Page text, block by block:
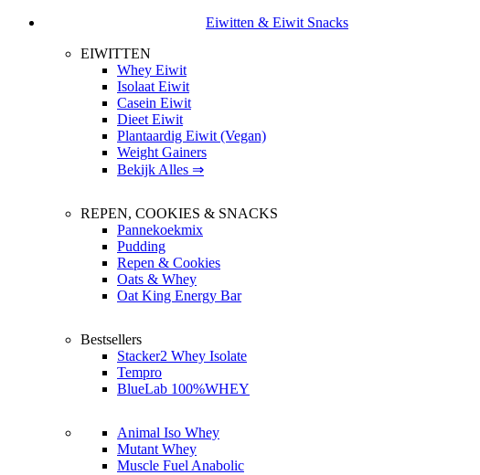
Eiwitten & Eiwit Snacks
EIWITTEN
Whey Eiwit
Isolaat Eiwit
Casein Eiwit
Dieet Eiwit
Plantaardig Eiwit (Vegan)
Weight Gainers
Bekijk Alles ⇒
REPEN, COOKIES & SNACKS
Pannekoekmix
Pudding
Repen & Cookies
Oats & Whey
Oat King Energy Bar
Bestsellers
Stacker2 Whey Isolate
Tempro
BlueLab 100%WHEY
Animal Iso Whey
Mutant Whey
Muscle Fuel Anabolic